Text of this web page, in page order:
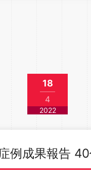
18
4
2022
症例成果報告